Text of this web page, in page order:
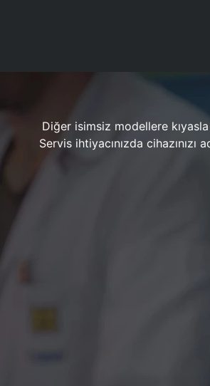
Diğer isimsiz modellere
Servis ihtiyacınızda